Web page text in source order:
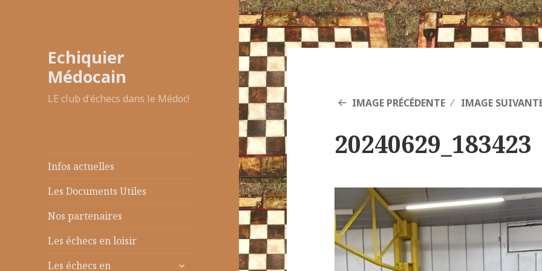
Echiquier
Médocain
LE club d'échecs dans le Médoc!
Infos actuelles
Les Documents Utiles
Nos partenaires
Les échecs en loisir
Les échecs en
ouvrir
IMAGE PRÉCÉDENTE IMAGE
20240629_183423